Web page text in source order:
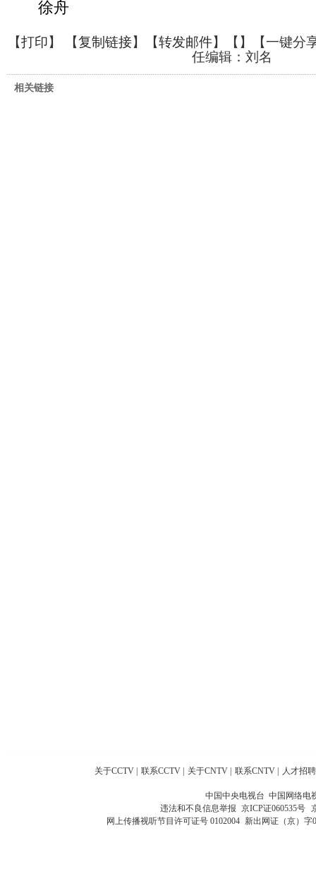
徐舟
【打印】 【复制链接】【转发邮件】【 】
【一键分
任编辑：刘名
相关链接
关于CCTV 联系CCTV 关于CNTV 联系CNTV 人才招聘
中国中央电视台 中国网络电
违法和不良信息举报 京ICP证060535号
网上传播视听节目许可证号 0102004 新出网证（京）